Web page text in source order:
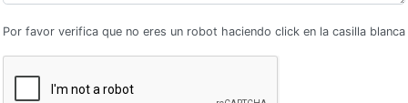
Por favor verifica que no eres un robot haciendo click en la casilla blanca